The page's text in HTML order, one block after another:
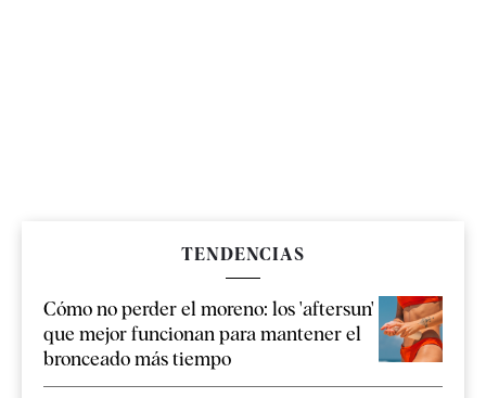
TENDENCIAS
Cómo no perder el moreno: los 'aftersun'
que mejor funcionan para mantener el
bronceado más tiempo